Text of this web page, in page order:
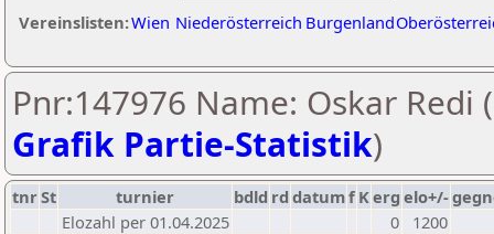
Vereinslisten:Wien Niederösterreich Burgenland
Pnr:147976 Name: Oskar Redi (
Grafik Partie-Statistik)
tnrSt turnier bdld rd datumf Kerg elo+/-
Elozahl per 01.04.2025
0
1200